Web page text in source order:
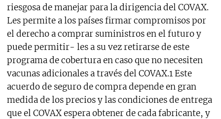
riesgosa de manejar para la dirigencia del COVAX.
Les permite a los países firmar compromisos por
el derecho a comprar suministros en el futuro y
puede permitir- les a su vez retirarse de este
programa de cobertura en caso que no necesiten
vacunas adicionales a través del COVAX.1 Este
acuerdo de seguro de compra depende en gran
medida de los precios y las condiciones de entrega
que el COVAX espera obtener de cada fabricante, y